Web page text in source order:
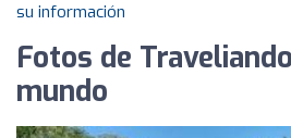
su información
Fotos de
mundo